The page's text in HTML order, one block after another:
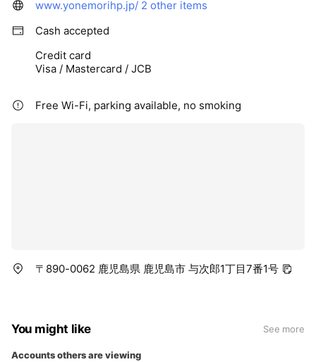
www.yonemorihp.jp/ 2 other items
Cash accepted
Credit card
Visa / Mastercard / JCB
Free Wi-Fi, parking available, no smoking
〒890-0062 鹿児島県 鹿児島市 与次郎1丁目7番1号
You might like See more
Accounts others are viewing